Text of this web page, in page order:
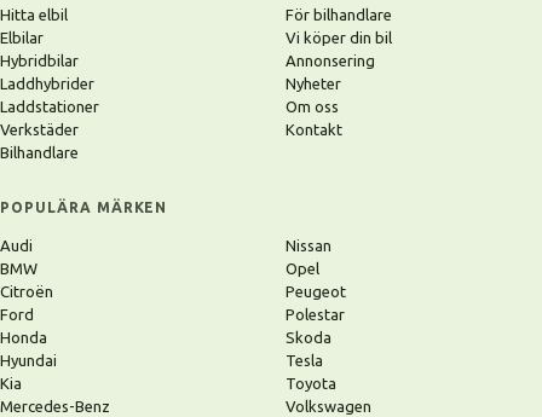
Hitta elbil
Elbilar
Hybridbilar
Laddhybrider
Laddstationer
Verkstäder
Bilhandlare
För bilhandlare
Vi köper din bil
Annonsering
Nyheter
Om oss
Kontakt
POPULÄRA MÄRKEN
Audi
BMW
Citroën
Ford
Honda
Hyundai
Kia
Mercedes-Benz
Nissan
Opel
Peugeot
Polestar
Skoda
Tesla
Toyota
Volkswagen